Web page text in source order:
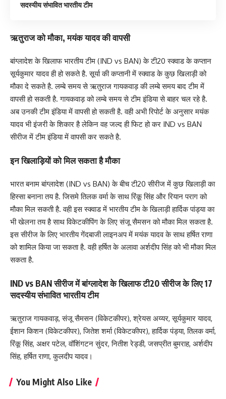
सदस्यीय संभावित भारतीय टीम
ऋतुराज को मौका, मयंक यादव की वापसी
बांग्लादेश के खिलाफ भारतीय टीम (IND vs BAN) के टी20 स्क्वाड के कप्तान
सूर्यकुमार यादव ही हो सकते है. सूर्या की कप्तानी में स्क्वाड के कुछ खिलाड़ी को
मौका दे सकते है. लम्बे समय से ऋतुराज गायकवाड़ की लम्बे समय बाद टीम में
वापसी हो सकती है. गायकवाड़ को लम्बे समय से टीम इंडिया से बाहर चल रहे है.
अब उनकी टीम इंडिया में वापसी हो सकती है. वही अभी रिपोर्ट के अनुसार मयंक
यादव भी इंजरी के शिकार है लेकिन वह जल्द ही फिट हो कर IND vs BAN
सीरीज में टीम इंडिया में वापसी कर सकते है.
इन खिलाड़ियों को मिल सकता है मौका
भारत बनाम बांग्लादेश (IND vs BAN) के बीच टी20 सीरीज में कुछ खिलाड़ी का
हिस्सा बनाना तय है. जिसमे तिलक वर्मा के साथ रिंकू सिंह और रियान पराग को
मौका मिल सकती है. वही इस स्क्वाड में भारतीय टीम के खिलाड़ी हार्दिक पांड्या का
भी खेलना तय है साथ विकेटकीपिंग के लिए संजू सैमसन को मौका मिल सकता है.
इस सीरीज के लिए भारतीय गेंदबाजी लाइनअप में मयंक यादव के साथ हर्षित राणा
को शामिल किया जा सकता है. वही हर्षित के अलावा अर्शदीप सिंह को भी मौका मिल
सकता है.
IND vs BAN सीरीज में बांग्लादेश के खिलाफ टी20 सीरीज के लिए 17
सदस्यीय संभावित भारतीय टीम
ऋतुराज गायकवाड़, संजू सैमसन (विकेटकीपर), श्रेयस अय्यर, सूर्यकुमार यादव,
ईशान किशन (विकेटकीपर), जितेश शर्मा (विकेटकीपर), हार्दिक पंड्या, तिलक वर्मा,
रिंकू सिंह, अक्षर पटेल, वॉशिंगटन सुंदर, नितीश रेड्डी, जसप्रीत बुमराह, अर्शदीप
सिंह, हर्षित राणा, कुलदीप यादव।
You Might Also Like